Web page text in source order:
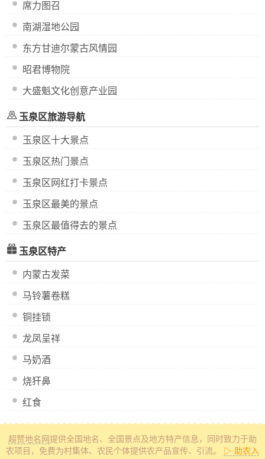
席力图召
南湖湿地公园
东方甘迪尔蒙古风情园
昭君博物院
大盛魁文化创意产业园
玉泉区旅游导航
玉泉区十大景点
玉泉区热门景点
玉泉区网红打卡景点
玉泉区最美的景点
玉泉区最值得去的景点
玉泉区特产
内蒙古发菜
马铃薯卷糕
铜挂锁
龙凤呈祥
马奶酒
烧犴鼻
红食
超赞地名网提供全国地名、全国景点及地方特产信息，同时致力于助
农项目，免费为村集体、农民个体提供农产品宣传、引流。
▷ 助农入